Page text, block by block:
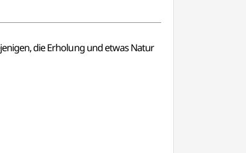
die Erholung und etwas Natur